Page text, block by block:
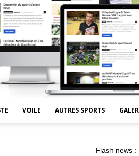
VOILE AUTRES SPORTS
Flash news :